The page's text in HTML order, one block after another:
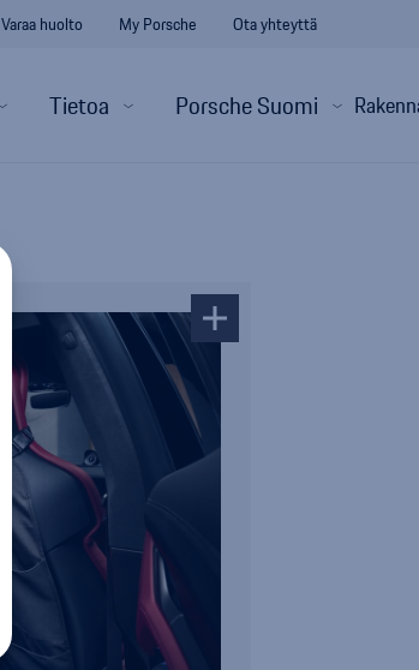
Varaa huolto My Porsche Ota yhteyttä
Tietoa Porsche Suomi